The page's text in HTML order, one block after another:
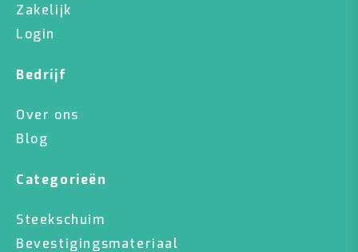
Zakelijk
Login
Bedrijf
Over ons
Blog
Categorieën
Steekschuim
Bevestigingsmateriaal